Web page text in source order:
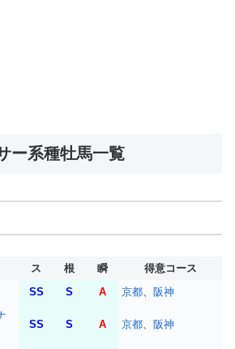
ー系種牡馬一覧
ス 根 瞬
得意コース
SS S A 京都
阪神
SS S A 京都 阪神